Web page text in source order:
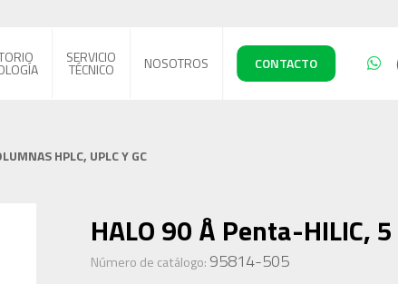
SERVICIO
TÉCNICO NOSOTROS CONTACTO
HPLC, UPLC Y GC
HALO 90 Å Penta-HILIC,
Número de catálogo: 95814-505